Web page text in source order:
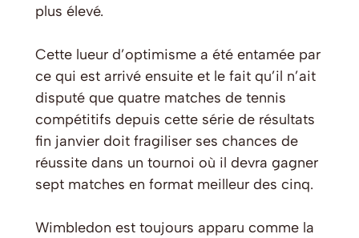
plus élevé.
Cette lueur d’optimisme a été entamée par
ce qui est arrivé ensuite et le fait qu’il n’ait
disputé que quatre matches de tennis
compétitifs depuis cette série de résultats
fin janvier doit fragiliser ses chances de
réussite dans un tournoi où il devra gagner
sept matches en format meilleur des cinq.
Wimbledon est toujours apparu comme la